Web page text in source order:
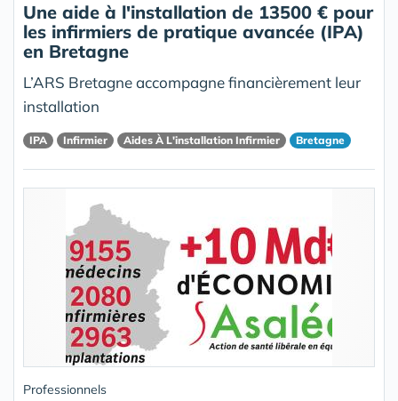
Une aide à l'installation de 13500 € pour
les infirmiers de pratique avancée (IPA)
en Bretagne
L’ARS Bretagne accompagne financièrement leur
installation
IPA Infirmier Aides À L'installation Infirmier Bretagne
Professionnels